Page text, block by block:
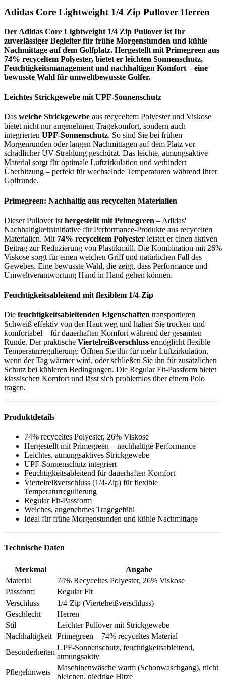
Adidas Core Lightweight 1/4 Zip Pullover Herren
Der Adidas Core Lightweight 1/4 Zip Pullover ist Ihr
zuverlässiger Begleiter für frühe Morgenstunden und kühle
Nachmittage auf dem Golfplatz. Hergestellt mit Primegreen aus
74% recyceltem Polyester, bietet er leichten Sonnenschutz,
Feuchtigkeitsmanagement und nachhaltigen Komfort – eine
bewusste Wahl für umweltbewusste Golfer.
Leichtes Strickgewebe mit UPF-Sonnenschutz
Das weiche Strickgewebe aus recyceltem Polyester und Viskose
bietet nicht nur angenehmen Tragekomfort, sondern auch
integrierten UPF-Sonnenschutz. So sind Sie bei frühen
Morgenrunden oder langen Nachmittagen auf dem Platz vor
schädlicher UV-Strahlung geschützt. Das leichte, atmungsaktive
Material sorgt für optimale Luftzirkulation und verhindert
Überhitzung – perfekt für wechselnde Temperaturen während Ihrer
Golfrunde.
Primegreen: Nachhaltig aus recycelten Materialien
Dieser Pullover ist hergestellt mit Primegreen – Adidas'
Nachhaltigkeitsinitiative für Performance-Produkte aus recycelten
Materialien. Mit 74% recyceltem Polyester leistet er einen aktiven
Beitrag zur Reduzierung von Plastikmüll. Die Kombination mit 26%
Viskose sorgt für einen weichen Griff und natürlichen Fall des
Gewebes. Eine bewusste Wahl, die zeigt, dass Performance und
Umweltverantwortung Hand in Hand gehen können.
Feuchtigkeitsableitend mit flexiblem 1/4-Zip
Die feuchtigkeitsableitenden Eigenschaften transportieren
Schweiß effektiv von der Haut weg und halten Sie trocken und
komfortabel – für dauerhaften Komfort während der gesamten
Runde. Der praktische Viertelreißverschluss ermöglicht flexible
Temperaturregulierung: Öffnen Sie ihn für mehr Luftzirkulation,
wenn der Tag wärmer wird, oder schließen Sie ihn für zusätzlichen
Schutz bei kühleren Bedingungen. Die Regular Fit-Passform bietet
klassischen Komfort und lässt sich problemlos über einem Polo
tragen.
Produktdetails
74% recyceltes Polyester, 26% Viskose
Hergestellt mit Primegreen – nachhaltige Performance
Leichtes, atmungsaktives Strickgewebe
UPF-Sonnenschutz integriert
Feuchtigkeitsableitend für dauerhaften Komfort
Viertelreißverschluss (1/4-Zip) für flexible
Temperaturregulierung
Regular Fit-Passform
Weiches, angenehmes Tragegefühl
Ideal für frühe Morgenstunden und kühle Nachmittage
Technische Daten
Merkmal
Angabe
Material
74% Recyceltes Polyester, 26% Viskose
Passform
Regular Fit
Verschluss
1/4-Zip (Viertelreißverschluss)
Geschlecht
Herren
Stil
Leichter Pullover mit Strickgewebe
Nachhaltigkeit Primegreen – 74% recyceltes Material
Besonderheiten
UPF-Sonnenschutz, feuchtigkeitsableitend,
atmungsaktiv
Pflegehinweis
Maschinenwäsche warm (Schonwaschgang), nicht
bleichen, niedrige Hitze